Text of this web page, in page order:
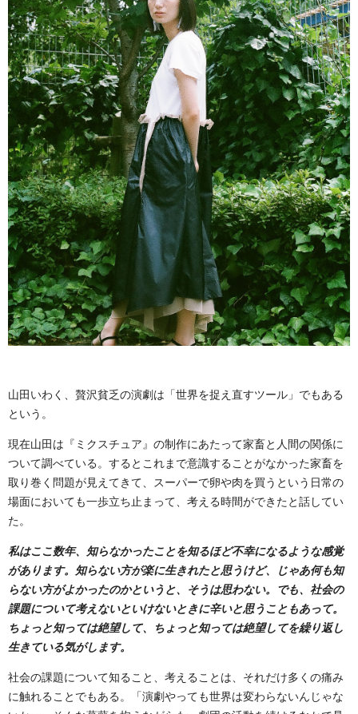
山田いわく、贅沢貧乏の演劇は「世界を捉え直すツール」でもある
という。
現在山田は『ミクスチュア』の制作にあたって家畜と人間の関係に
ついて調べている。するとこれまで意識することがなかった家畜を
取り巻く問題が見えてきて、スーパーで卵や肉を買うという日常の
場面においても一歩立ち止まって、考える時間ができたと話してい
た。
私はここ数年、知らなかったことを知るほど不幸になるような感覚
があります。知らない方が楽に生きれたと思うけど、じゃあ何も知
らない方がよかったのかというと、そうは思わない。でも、社会の
課題について考えないといけないときに辛いと思うこともあって。
ちょっと知っては絶望して、ちょっと知っては絶望してを繰り返し
生きている気がします。
社会の課題について知ること、考えることは、それだけ多くの痛み
に触れることでもある。「演劇やっても世界は変わらないんじゃな